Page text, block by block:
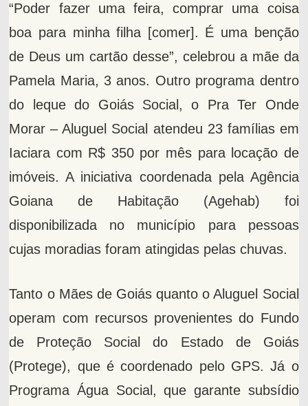
“Poder fazer uma feira, comprar uma coisa
boa para minha filha [comer]. É uma benção
de Deus um cartão desse”, celebrou a mãe da
Pamela Maria, 3 anos. Outro programa dentro
do leque do Goiás Social, o Pra Ter Onde
Morar – Aluguel Social atendeu 23 famílias em
Iaciara com R$ 350 por mês para locação de
imóveis. A iniciativa coordenada pela Agência
Goiana de Habitação (Agehab) foi
disponibilizada no município para pessoas
cujas moradias foram atingidas pelas chuvas.
Tanto o Mães de Goiás quanto o Aluguel Social
operam com recursos provenientes do Fundo
de Proteção Social do Estado de Goiás
(Protege), que é coordenado pelo GPS. Já o
Programa Água Social, que garante subsídio